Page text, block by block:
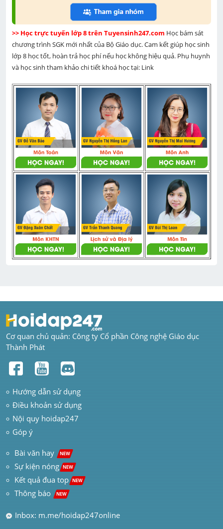
>> Học trực tuyến lớp 8 trên Tuyensinh247.com Học bám sát
chương trình SGK mới nhất của Bộ Giáo dục. Cam kết giúp học sinh
lớp 8 học tốt, hoàn trả học phí nếu học không hiệu quả. Phụ huynh
và học sinh tham khảo chi tiết khoá học tại: Link
Cơ quan chủ quản: Công ty Cổ phần Công nghệ Giáo dục
Thành Phát
Hướng dẫn sử dụng
Điều khoản sử dụng
Nội quy hoidap247
Góp ý
Bài văn hay NEW
Sự kiện nóng NEW
Kết quả đua top NEW
Thông báo NEW
Inbox: m.me/hoidap247online